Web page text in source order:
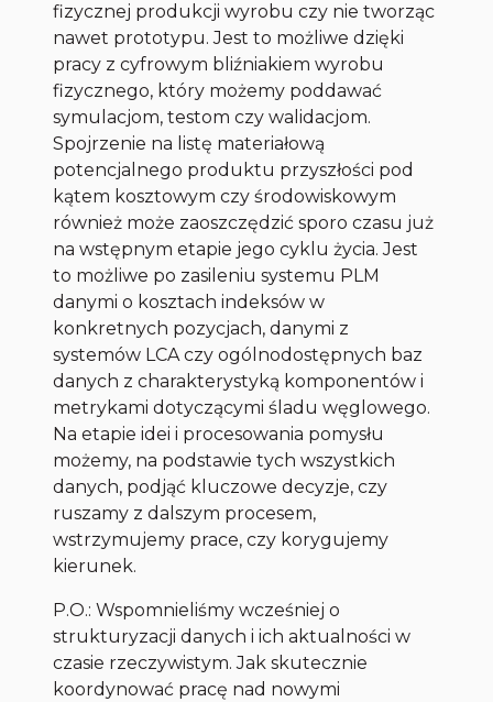
fizycznej produkcji wyrobu czy nie tworząc
nawet prototypu. Jest to możliwe dzięki
pracy z cyfrowym bliźniakiem wyrobu
fizycznego, który możemy poddawać
symulacjom, testom czy walidacjom.
Spojrzenie na listę materiałową
potencjalnego produktu przyszłości pod
kątem kosztowym czy środowiskowym
również może zaoszczędzić sporo czasu już
na wstępnym etapie jego cyklu życia. Jest
to możliwe po zasileniu systemu PLM
danymi o kosztach indeksów w
konkretnych pozycjach, danymi z
systemów LCA czy ogólnodostępnych baz
danych z charakterystyką komponentów i
metrykami dotyczącymi śladu węglowego.
Na etapie idei i procesowania pomysłu
możemy, na podstawie tych wszystkich
danych, podjąć kluczowe decyzje, czy
ruszamy z dalszym procesem,
wstrzymujemy prace, czy korygujemy
kierunek.
P.O.: Wspomnieliśmy wcześniej o
strukturyzacji danych i ich aktualności w
czasie rzeczywistym. Jak skutecznie
koordynować pracę nad nowymi